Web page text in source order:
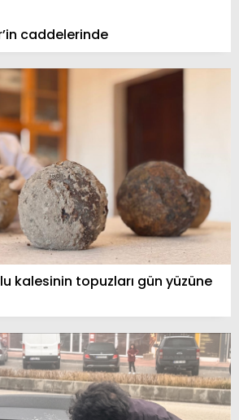
caddelerinde
kalesinin topuzları gün yüzüne